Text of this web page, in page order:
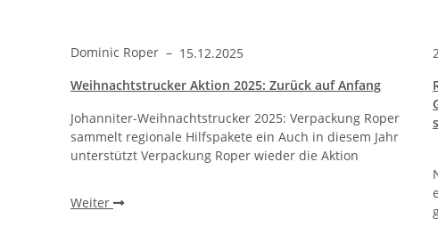
Dominic Roper – 15.12.2025
Weihnachtstrucker Aktion 2025: Zurück auf Anfang
Johanniter-Weihnachtstrucker 2025: Verpackung Roper
sammelt regionale Hilfspakete ein Auch in diesem Jahr
unterstützt Verpackung Roper wieder die Aktion
Weiter